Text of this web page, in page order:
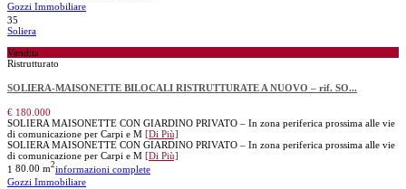
Gozzi Immobiliare
35
Soliera
Vendita
Ristrutturato
SOLIERA-MAISONETTE BILOCALI RISTRUTTURATE A NUOVO – rif. SO...
€ 180.000
SOLIERA MAISONETTE CON GIARDINO PRIVATO – In zona periferica prossima alle vie
di comunicazione per Carpi e M [Di Più]
SOLIERA MAISONETTE CON GIARDINO PRIVATO – In zona periferica prossima alle vie
di comunicazione per Carpi e M [Di Più]
1 80.00 m2informazioni complete
Gozzi Immobiliare